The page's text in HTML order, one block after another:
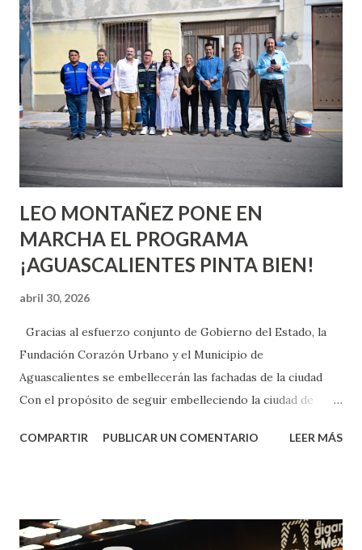
quienes ya han tenido relaciones sexuales no son expertos
o expertas en el tema. Siempre hay algo nuevo que
aprender y nuevas experiencias que conocer. Si eres una
chica y aún no has tenido relaciones sexuales, tal vez
pienses que el sexo será increíble y no puedas esperar para
experimentarlo, pero como cualquier persona con
experiencia te dirá, siempre es mejor cuando ambas partes
son suficientemen...
LEO MONTAÑEZ PONE EN
MARCHA EL PROGRAMA
¡AGUASCALIENTES PINTA BIEN!
abril 30, 2026
Gracias al esfuerzo conjunto de Gobierno del Estado, la
Fundación Corazón Urbano y el Municipio de
Aguascalientes se embellecerán las fachadas de la ciudad
Con el propósito de seguir embelleciendo la ciudad de
municipal, Leo Montañez dio inicio al programa
Corazón Urbano y el Municipio capital. Leo Montañez
COMPARTIR PUBLICAR UN COMENTARIO LEER MÁS